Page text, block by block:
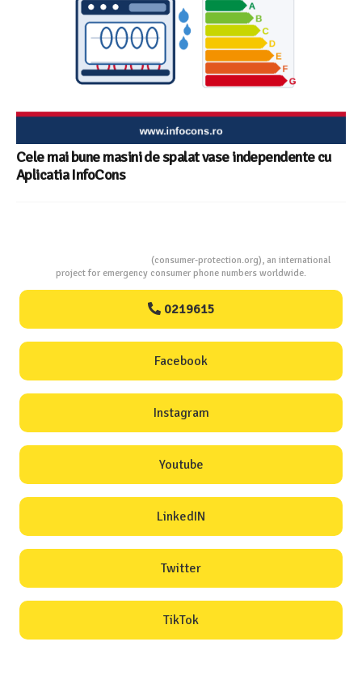
Cele mai bune masini de spalat vase independente cu
Aplicatia InfoCons
(consumer-protection.org), an international
project for emergency consumer phone numbers worldwide.
0219615
Facebook
Instagram
Youtube
LinkedIN
Twitter
TikTok